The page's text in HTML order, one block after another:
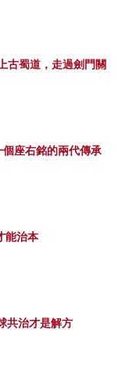
古蜀道，走過劍門關
座右銘的兩代傳承
能治本
共治才是解方